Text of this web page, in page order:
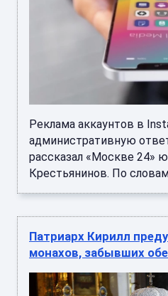
Реклама аккаунтов в
административную
рассказал «Москве 24»
Крестьянинов. По
Патриарх Кирилл
монахов, забывших